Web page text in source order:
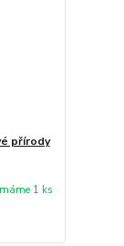
přírody
1 ks